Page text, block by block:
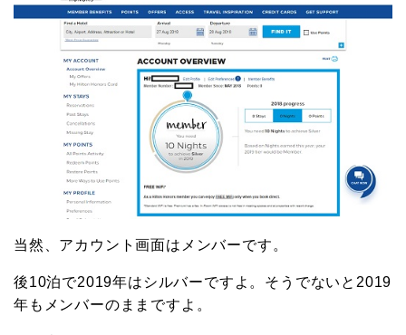
当然、アカウント画面はメンバーです。
後10泊で2019年はシルバーですよ。そうでないと2019
年もメンバーのままですよ。